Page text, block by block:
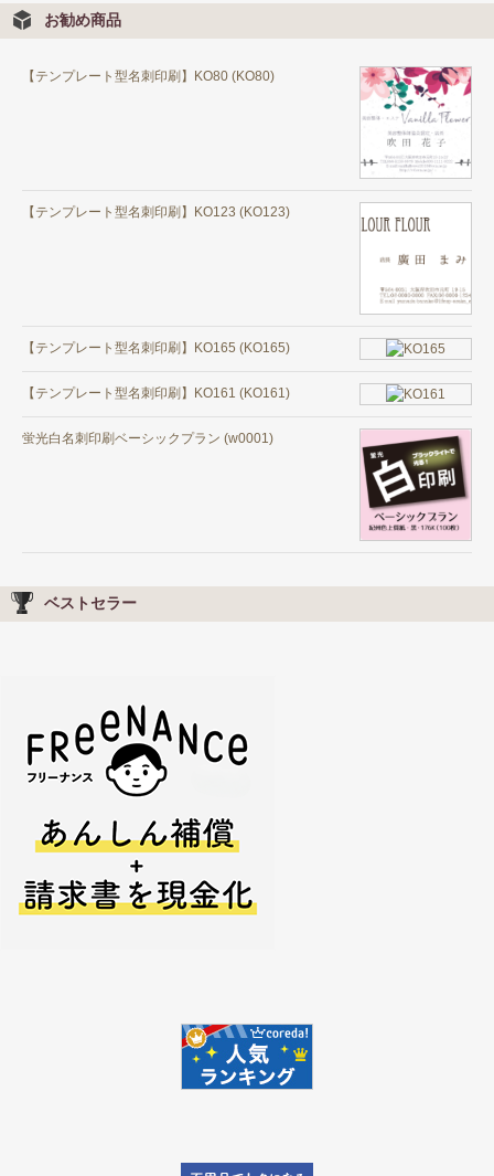
お勧め商品
【テンプレート型名刺印刷】KO80 (KO80)
【テンプレート型名刺印刷】KO123 (KO123)
【テンプレート型名刺印刷】KO165 (KO165)
【テンプレート型名刺印刷】KO161 (KO161)
蛍光白名刺印刷ベーシックプラン (w0001)
ベストセラー